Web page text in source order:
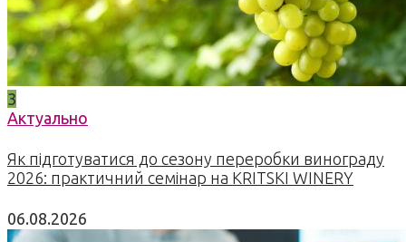
3
Актуально
Як підготуватися до сезону переробки винограду
2026: практичний семінар на KRITSKI WINERY
06.08.2026